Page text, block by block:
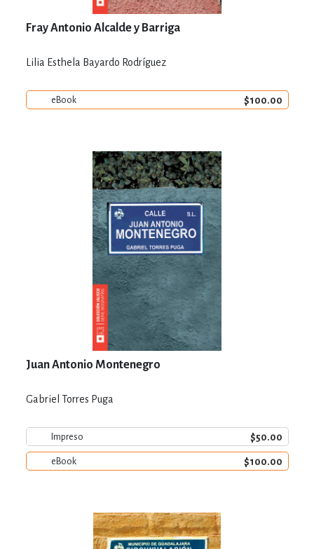
Fray Antonio Alcalde y Barriga
Lilia Esthela Bayardo Rodríguez
eBook $100.00
Juan Antonio Montenegro
Gabriel Torres Puga
Impreso $50.00
eBook $100.00